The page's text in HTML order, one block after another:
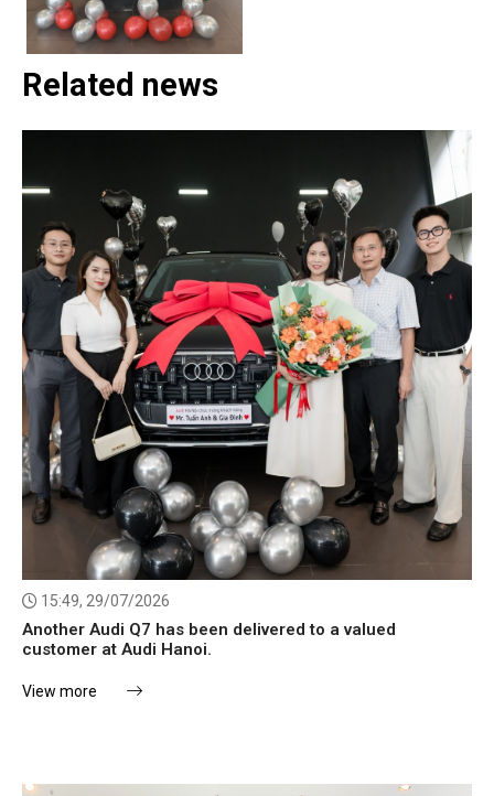
Related news
15:49, 29/07/2026
Another Audi Q7 has been delivered to a valued
customer at Audi Hanoi.
View more